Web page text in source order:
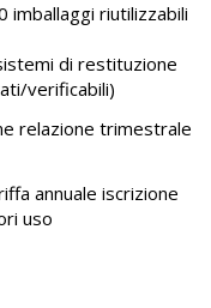
imballaggi riutilizzabili
di restituzione
verificabili)
relazione trimestrale
annuale iscrizione
uso